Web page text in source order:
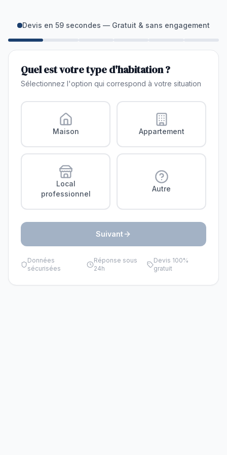
Devis en 59 secondes — Gratuit & sans engagement
Quel est votre type d'habitation ?
Sélectionnez l'option qui correspond à votre situation
Maison Appartement
Local
professionnel
Autre
Suivant
Données
sécurisées
Réponse sous
24h
Devis 100%
gratuit